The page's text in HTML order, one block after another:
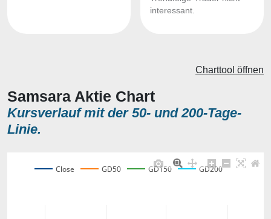
interessant.
Samsara Aktie Chart
Kursverlauf mit der 50- und 200-Tage-
Linie.
Charttool öffnen
Close GD50 GD150 GD200